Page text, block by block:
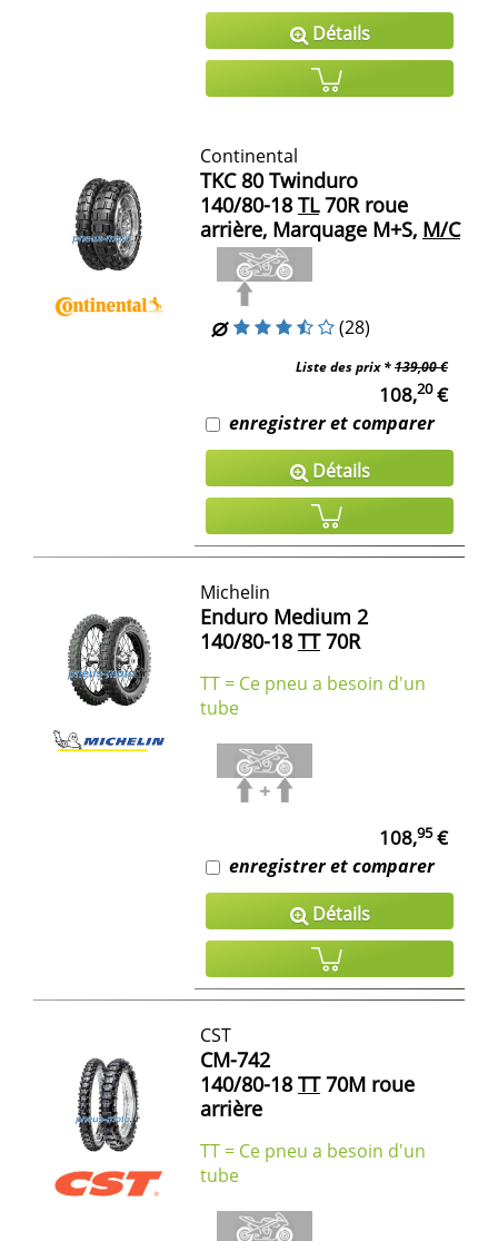
Détails
Continental
TKC 80 Twinduro
140/80-18 TL70R roue
arrière, Marquage M+S, M/C
(28)
Liste des prix *139,00 €
108,20€
enregistrer et comparer
Détails
Michelin
Enduro Medium 2
140/80-18 TT70R
TT = Ce pneu a besoin d'un
tube
108,95€
enregistrer et comparer
Détails
CST
CM-742
140/80-18 TT70M roue
arrière
TT = Ce pneu a besoin d'un
tube